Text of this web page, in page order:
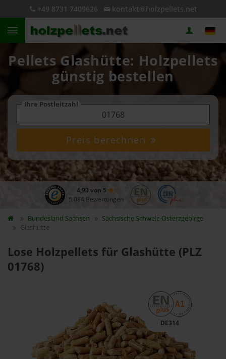
+49 8731 7409626 kontakt@holzpellets.net
Pellets Glashütte: Holzpellets
günstig bestellen
Ihre Postleitzahl
Preis berechnen
4,93 von 5
5.084 Bewertungen
Bundesland Sachsen
Sächsische Schweiz-Osterzgebirge
Glashütte
Lose Holzpellets für Glashütte (PLZ
01768)
DE314